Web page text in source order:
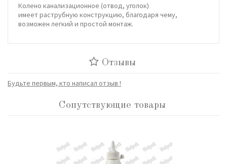
Колено канализационное (отвод, уголок)
имеет раструбную конструкцию, благодаря чему,
возможен легкий и простой монтаж.
Отзывы
Будьте первым, кто написал отзыв !
Сопутствующие товары